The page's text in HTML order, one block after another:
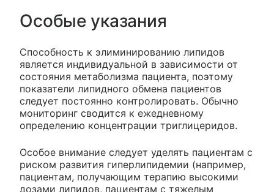
Особые указания
Способность к элиминированию липидов
является индивидуальной в зависимости от
состояния метаболизма пациента, поэтому
показатели липидного обмена пациентов
следует постоянно контролировать. Обычно
мониторинг сводится к ежедневному
определению концентрации триглицеридов.
Особое внимание следует уделять пациентам с
риском развития гиперлипидемии (например,
пациентам, получающим терапию высокими
дозами липидов, пациентам с тяжелым